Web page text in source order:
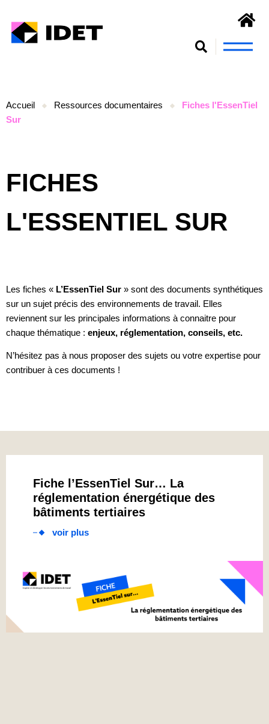
Accueil Ressources documentaires
Fiches l'EssenTiel
Sur
FICHES
L'ESSENTIEL SUR
Les fiches « L’EssenTiel Sur » sont des documents synthétiques
sur un sujet précis des environnements de travail. Elles
reviennent sur les principales informations à connaitre pour
chaque thématique : enjeux, réglementation, conseils, etc.
N’hésitez pas à nous proposer des sujets ou votre expertise pour
contribuer à ces documents !
Fiche l’EssenTiel Sur… La
réglementation énergétique des
bâtiments tertiaires
voir plus